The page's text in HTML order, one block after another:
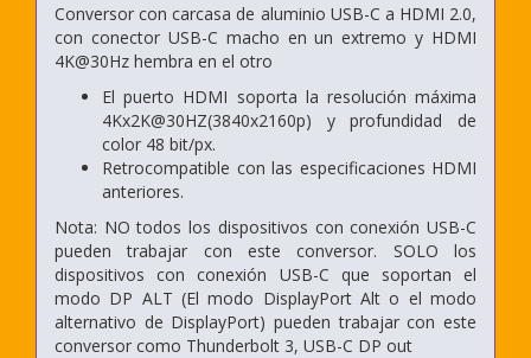
Conversor con carcasa de aluminio USB-C a HDMI 2.0,
con conector USB-C macho en un extremo y HDMI
4K@30Hz hembra en el otro
El puerto HDMI soporta la resolución máxima
4Kx2K@30HZ(3840x2160p) y profundidad de
color 48 bit/px.
Retrocompatible con las especificaciones HDMI
anteriores.
Nota: NO todos los dispositivos con conexión USB-C
pueden trabajar con este conversor. SOLO los
dispositivos con conexión USB-C que soportan el
modo DP ALT (El modo DisplayPort Alt o el modo
alternativo de DisplayPort) pueden trabajar con este
conversor como Thunderbolt 3, USB-C DP out